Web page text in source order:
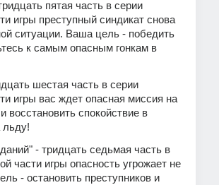
пятая часть в серии
игры преступный синдикат снова
ситуации. Ваша цель - победить
к самым опасным гонкам в
шестая часть в серии
игры вас ждет опасная миссия на
восстановить спокойствие в
льду!
- тридцать седьмая часть в
части игры опасность угрожает не
- остановить преступников и